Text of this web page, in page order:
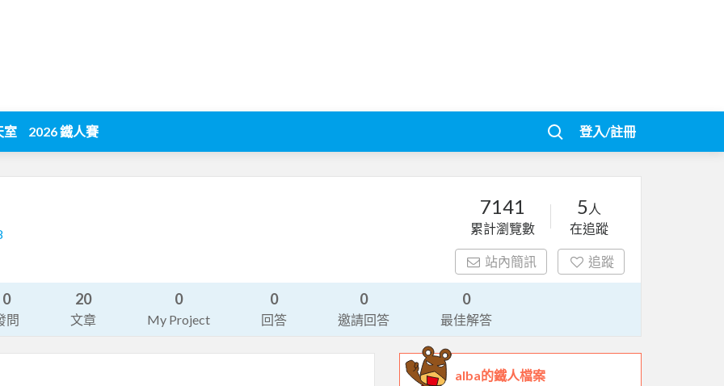
室 2026 鐵人賽 登入/註冊
7141
累計瀏覽數
5 人
在追蹤
站內簡訊 追蹤
0
問
20
文章
0
My Project
0
回答
0
邀請回答
0
最佳解答
alba的鐵人檔案